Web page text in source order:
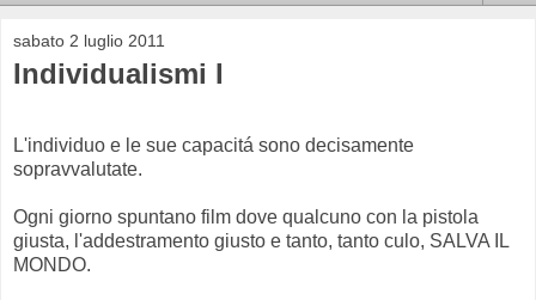
sabato 2 luglio 2011
Individualismi I
L'individuo e le sue capacitá sono decisamente
sopravvalutate.
Ogni giorno spuntano film dove qualcuno con la pistola
giusta, l'addestramento giusto e tanto, tanto culo, SALVA IL
MONDO.